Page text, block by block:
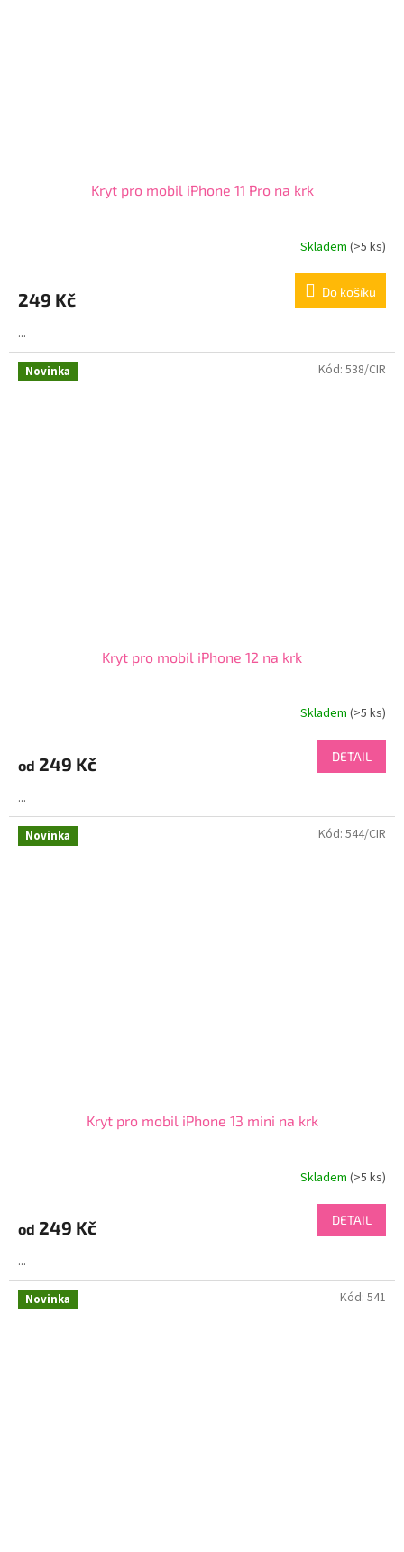
Kryt pro mobil iPhone 11 Pro na krk
je
z
5
hvězdiček.
Skladem(>5 ks)
249 Kč Do košíku
...
Novinka
Kryt pro mobil iPhone 12 na krk
Skladem (>5 ks)
od 249 Kč DETAIL
...
Kód: 538/CIR
Novinka
Kryt pro mobil iPhone 13 mini na krk
Skladem (>5 ks)
od 249 Kč DETAIL
...
Kód: 544/CIR
Novinka Kód: 541